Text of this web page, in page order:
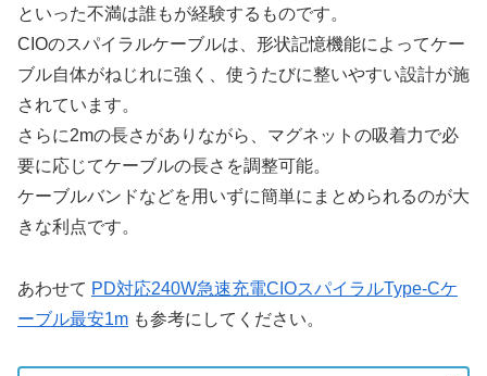
といった不満は誰もが経験するものです。
CIOのスパイラルケーブルは、形状記憶機能によってケー
ブル自体がねじれに強く、使うたびに整いやすい設計が施
されています。
さらに2mの長さがありながら、マグネットの吸着力で必
要に応じてケーブルの長さを調整可能。
ケーブルバンドなどを用いずに簡単にまとめられるのが大
きな利点です。
あわせて PD対応240W急速充電CIOスパイラルType-Cケ
ーブル最安1m も参考にしてください。